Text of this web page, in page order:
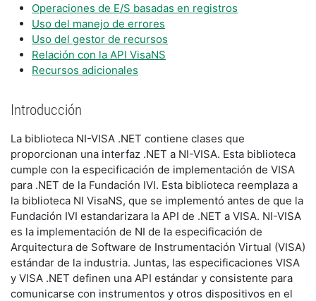
Operaciones de E/S basadas en registros
Uso del manejo de errores
Uso del gestor de recursos
Relación con la API VisaNS
Recursos adicionales
Introducción
La biblioteca NI-VISA .NET contiene clases que
proporcionan una interfaz .NET a NI-VISA. Esta biblioteca
cumple con la especificación de implementación de VISA
para .NET de la Fundación IVI. Esta biblioteca reemplaza a
la biblioteca NI VisaNS, que se implementó antes de que la
Fundación IVI estandarizara la API de .NET a VISA. NI-VISA
es la implementación de NI de la especificación de
Arquitectura de Software de Instrumentación Virtual (VISA)
estándar de la industria. Juntas, las especificaciones VISA
y VISA .NET definen una API estándar y consistente para
comunicarse con instrumentos y otros dispositivos en el